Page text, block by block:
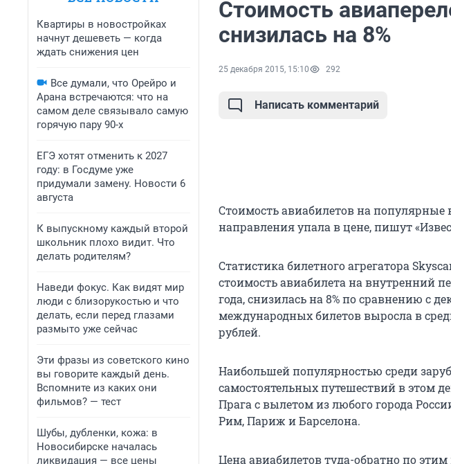
Квартиры в новостройках
начнут дешеветь — когда
ждать снижения цен
Все думали, что Орейро и
Арана встречаются: что на
самом деле связывало самую
горячую пару 90-х
ЕГЭ хотят отменить к 2027
году: в Госдуме уже
придумали замену. Новости 6
августа
К выпускному каждый второй
школьник плохо видит. Что
делать родителям?
Наведи фокус. Как видят мир
люди с близорукостью и что
делать, если перед глазами
размыто уже сейчас
Эти фразы из советского кино
вы говорите каждый день.
Вспомните из каких они
фильмов? — тест
Шубы, дубленки, кожа: в
Новосибирске началась
ликвидация — все цены
Стоимость
снизилась на 8%
25 декабря 2015, 15:10 292
Написать комментарий
Стоимость авиабилетов на
направления упала в цене, пишут
Статистика билетного агрегатора
стоимость авиабилета на внутренний
года, снизилась на 8% по сравнению с
международных билетов выросла в
рублей.
Наибольшей популярностью среди
самостоятельных путешествий в этом
Прага с вылетом из любого города
Рим, Париж и Барселона.
Цена авиабилетов туда-обратно по